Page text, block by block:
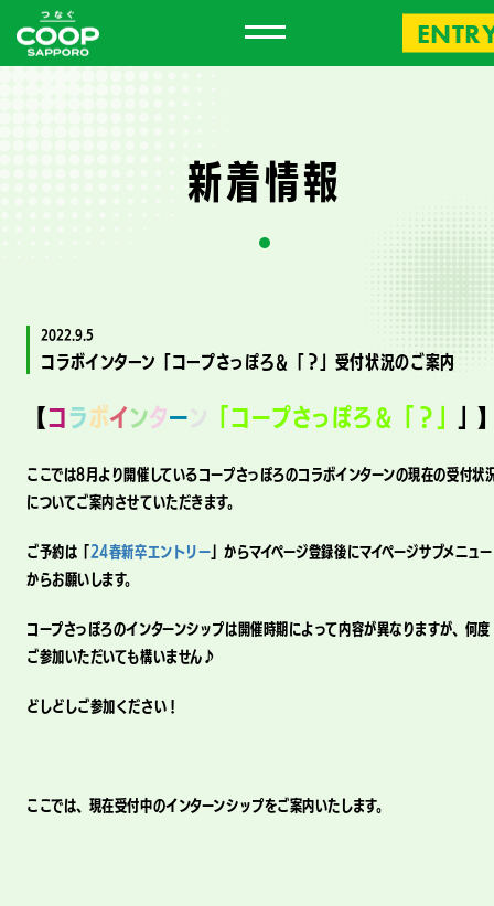
新着情報
2022.9.5
コラボインターン「コープさっぽろ＆「？」受付状況のご案内
【コ ラボインター 「コープさっぽろ＆「？」 」
ここでは8月より開催しているコープさっぽろのコラボインターンの現在の受付状
についてご案内させていただきます。
ご予約は「 24春新卒エントリー 」からマイページ登録後にマイページサブメニュー
からお願いします。
コープさっぽろのインターンシップは開催時期によって内容が異なりますが、何度
ご参加いただいても構いません♪
どしどしご参加ください！
ここでは、現在受付中のインターンシップをご案内いたします。